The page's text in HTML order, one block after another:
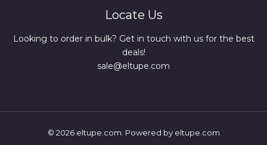
Locate Us
Looking to order in bulk? Get in touch with us for the best
deals!
sale@eltupe.com
© 2026 eltupe.com. Powered by eltupe.com